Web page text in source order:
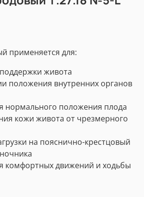
применяется для:
живота
положения внутренних органов
нормального положения плода
кожи живота от чрезмерного
на пояснично-крестцовый
комфортных движений и ходьбы